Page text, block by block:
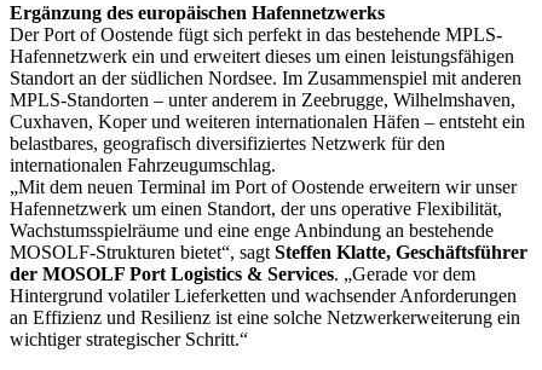
Ergänzung des europäischen Hafennetzwerks
Der Port of Oostende fügt sich perfekt in das bestehende MPLS-
Hafennetzwerk ein und erweitert dieses um einen leistungsfähigen
Standort an der südlichen Nordsee. Im Zusammenspiel mit anderen
MPLS-Standorten – unter anderem in Zeebrugge, Wilhelmshaven,
Cuxhaven, Koper und weiteren internationalen Häfen – entsteht ein
belastbares, geografisch diversifiziertes Netzwerk für den
internationalen Fahrzeugumschlag.
„Mit dem neuen Terminal im Port of Oostende erweitern wir unser
Hafennetzwerk um einen Standort, der uns operative Flexibilität,
Wachstumsspielräume und eine enge Anbindung an bestehende
MOSOLF-Strukturen bietet“, sagt Steffen Klatte, Geschäftsführer
der MOSOLF Port Logistics & Services. „Gerade vor dem
Hintergrund volatiler Lieferketten und wachsender Anforderungen
an Effizienz und Resilienz ist eine solche Netzwerkerweiterung ein
wichtiger strategischer Schritt.“